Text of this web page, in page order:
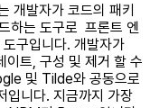
개발자가 코드의 패키
하는 도구로 프론트 엔
구입니다. 개발자가
트, 구성 및 제거 할 수
및 Tilde와 공동으로
니다. 지금까지 가장